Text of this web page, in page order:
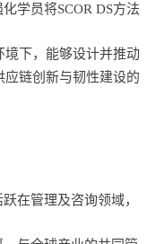
学员将SCOR DS方法
境下，能够设计并推动
链创新与韧性建设的
在管理及咨询领域，